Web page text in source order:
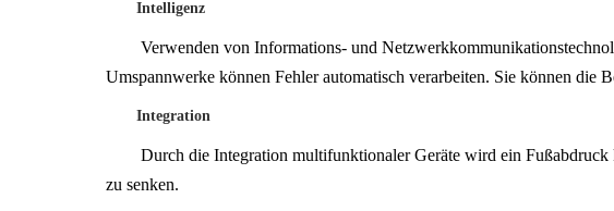
Intelligenz
Verwenden von Informations- und
Umspannwerke können Fehler automatisch verarbeiten. Sie können die
Integration
Durch die Integration multifunktionaler Geräte wird ein
zu senken.